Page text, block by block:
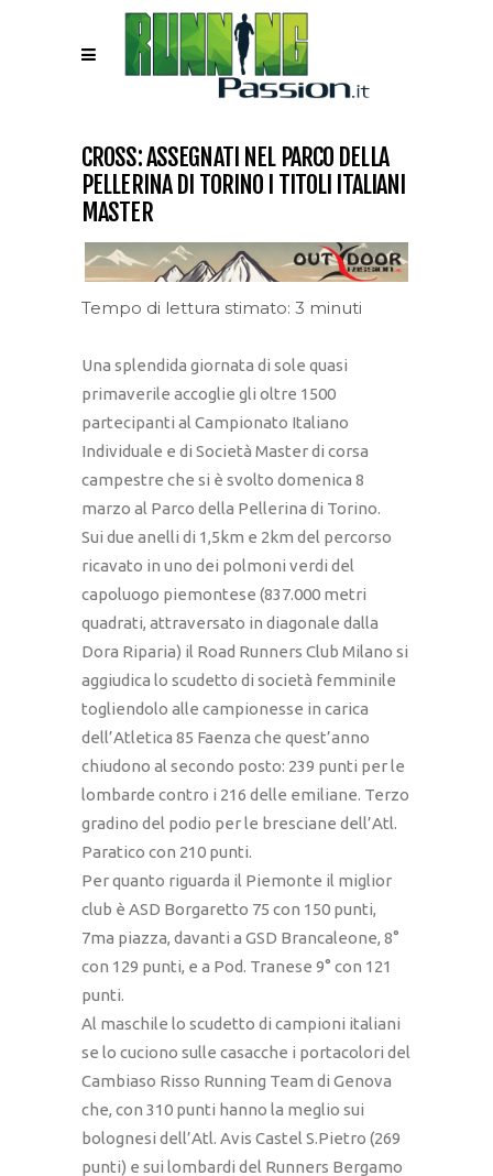
CROSS: ASSEGNATI NEL PARCO DELLA
PELLERINA DI TORINO I TITOLI ITALIANI
MASTER
Tempo di lettura stimato: 3 minuti
Una splendida giornata di sole quasi
primaverile accoglie gli oltre 1500
partecipanti al Campionato Italiano
Individuale e di Società Master di corsa
campestre che si è svolto domenica 8
marzo al Parco della Pellerina di Torino.
Sui due anelli di 1,5km e 2km del percorso
ricavato in uno dei polmoni verdi del
capoluogo piemontese (837.000 metri
quadrati, attraversato in diagonale dalla
Dora Riparia) il Road Runners Club Milano si
aggiudica lo scudetto di società femminile
togliendolo alle campionesse in carica
dell’Atletica 85 Faenza che quest’anno
chiudono al secondo posto: 239 punti per le
lombarde contro i 216 delle emiliane. Terzo
gradino del podio per le bresciane dell’Atl.
Paratico con 210 punti.
Per quanto riguarda il Piemonte il miglior
club è ASD Borgaretto 75 con 150 punti,
7ma piazza, davanti a GSD Brancaleone, 8°
con 129 punti, e a Pod. Tranese 9° con 121
punti.
Al maschile lo scudetto di campioni italiani
se lo cuciono sulle casacche i portacolori del
Cambiaso Risso Running Team di Genova
che, con 310 punti hanno la meglio sui
bolognesi dell’Atl. Avis Castel S.Pietro (269
punti) e sui lombardi del Runners Bergamo